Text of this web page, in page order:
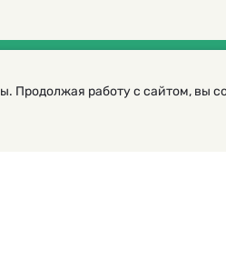
для детей
Продолжая работу с сайтом, вы